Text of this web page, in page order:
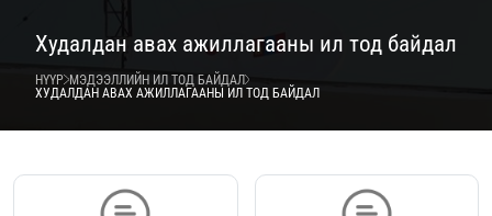
Худалдан авах ажиллагааны ил тод байдал
НҮҮР МЭДЭЭЛЛИЙН ИЛ ТОД БАЙДАЛ
ХУДАЛДАН АВАХ АЖИЛЛАГААНЫ ИЛ ТОД БАЙДАЛ